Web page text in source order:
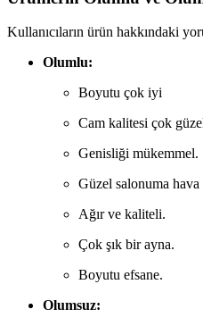
Kullanıcıların ürün hakkındaki
Olumlu:
Boyutu çok iyi
Cam kalitesi çok
Genisliği mükemmel.
Güzel salonuma hava
Ağır ve kaliteli.
Çok şık bir ayna.
Boyutu efsane.
Olumsuz: